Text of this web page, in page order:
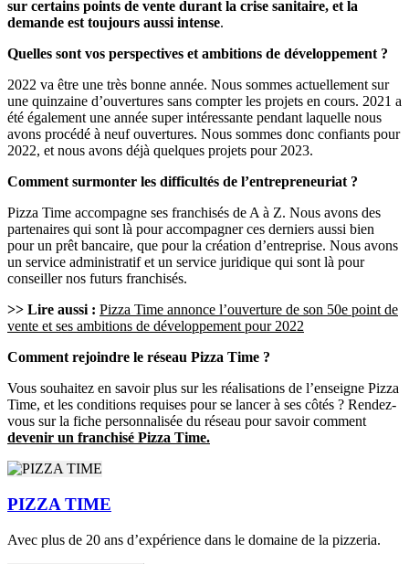
sur certains points de vente durant la crise sanitaire, et la
demande est toujours aussi intense.
Quelles sont vos perspectives et ambitions de développement ?
2022 va être une très bonne année. Nous sommes actuellement sur
une quinzaine d’ouvertures sans compter les projets en cours. 2021 a
été également une année super intéressante pendant laquelle nous
avons procédé à neuf ouvertures. Nous sommes donc confiants pour
2022, et nous avons déjà quelques projets pour 2023.
Comment surmonter les difficultés de l’entrepreneuriat ?
Pizza Time accompagne ses franchisés de A à Z. Nous avons des
partenaires qui sont là pour accompagner ces derniers aussi bien
pour un prêt bancaire, que pour la création d’entreprise. Nous avons
un service administratif et un service juridique qui sont là pour
conseiller nos futurs franchisés.
>> Lire aussi : Pizza Time annonce l’ouverture de son 50e point de
vente et ses ambitions de développement pour 2022
Comment rejoindre le réseau Pizza Time ?
Vous souhaitez en savoir plus sur les réalisations de l’enseigne Pizza
Time, et les conditions requises pour se lancer à ses côtés ? Rendez-
vous sur la fiche personnalisée du réseau pour savoir comment
devenir un franchisé Pizza Time.
PIZZA TIME
Avec plus de 20 ans d’expérience dans le domaine de la pizzeria.